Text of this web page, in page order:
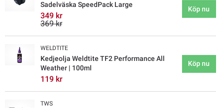
Sadelväska SpeedPack Large
349 kr
369 kr
Köp nu
WELDTITE
Kedjeolja Weldtite TF2 Performance All
Weather | 100ml
119 kr
Köp nu
TWS